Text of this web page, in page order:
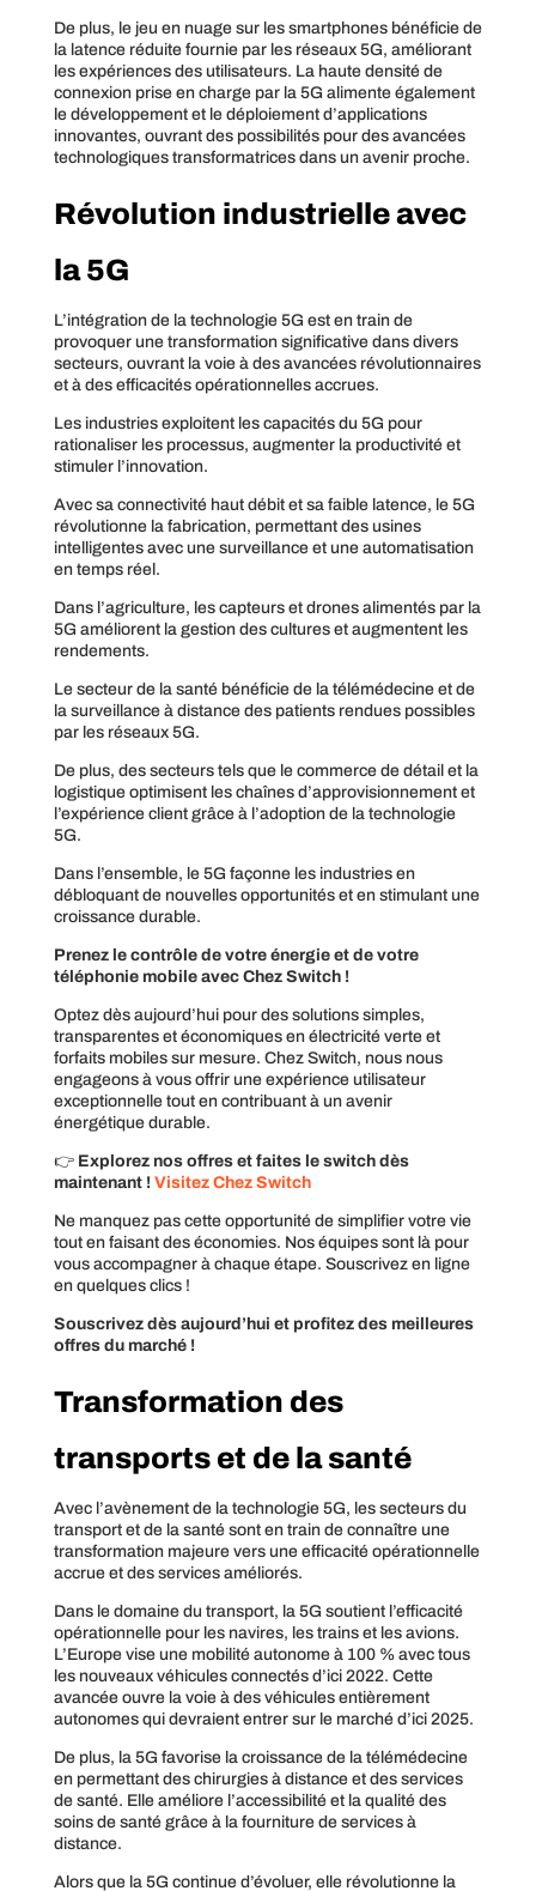
De plus, le jeu en nuage sur les smartphones bénéficie de
la latence réduite fournie par les réseaux 5G, améliorant
les expériences des utilisateurs. La haute densité de
connexion prise en charge par la 5G alimente également
le développement et le déploiement d’applications
innovantes, ouvrant des possibilités pour des avancées
technologiques transformatrices dans un avenir proche.
Révolution industrielle avec
la 5G
L’intégration de la technologie 5G est en train de
provoquer une transformation significative dans divers
secteurs, ouvrant la voie à des avancées révolutionnaires
et à des efficacités opérationnelles accrues.
Les industries exploitent les capacités du 5G pour
rationaliser les processus, augmenter la productivité et
stimuler l’innovation.
Avec sa connectivité haut débit et sa faible latence, le 5G
révolutionne la fabrication, permettant des usines
intelligentes avec une surveillance et une automatisation
en temps réel.
Dans l’agriculture, les capteurs et drones alimentés par la
5G améliorent la gestion des cultures et augmentent les
rendements.
Le secteur de la santé bénéficie de la télémédecine et de
la surveillance à distance des patients rendues possibles
par les réseaux 5G.
De plus, des secteurs tels que le commerce de détail et la
logistique optimisent les chaînes d’approvisionnement et
l’expérience client grâce à l’adoption de la technologie
5G.
Dans l’ensemble, le 5G façonne les industries en
débloquant de nouvelles opportunités et en stimulant une
croissance durable.
Prenez le contrôle de votre énergie et de votre
téléphonie mobile avec Chez Switch !
Optez dès aujourd’hui pour des solutions simples,
transparentes et économiques en électricité verte et
forfaits mobiles sur mesure. Chez Switch, nous nous
engageons à vous offrir une expérience utilisateur
exceptionnelle tout en contribuant à un avenir
énergétique durable.
👉 Explorez nos offres et faites le switch dès
maintenant ! Visitez Chez Switch
Ne manquez pas cette opportunité de simplifier votre vie
tout en faisant des économies. Nos équipes sont là pour
vous accompagner à chaque étape. Souscrivez en ligne
en quelques clics !
Souscrivez dès aujourd’hui et profitez des meilleures
offres du marché !
Transformation des
transports et de la santé
Avec l’avènement de la technologie 5G, les secteurs du
transport et de la santé sont en train de connaître une
transformation majeure vers une efficacité opérationnelle
accrue et des services améliorés.
Dans le domaine du transport, la 5G soutient l’efficacité
opérationnelle pour les navires, les trains et les avions.
L’Europe vise une mobilité autonome à 100 % avec tous
les nouveaux véhicules connectés d’ici 2022. Cette
avancée ouvre la voie à des véhicules entièrement
autonomes qui devraient entrer sur le marché d’ici 2025.
De plus, la 5G favorise la croissance de la télémédecine
en permettant des chirurgies à distance et des services
de santé. Elle améliore l’accessibilité et la qualité des
soins de santé grâce à la fourniture de services à
distance.
Alors que la 5G continue d’évoluer, elle révolutionne la